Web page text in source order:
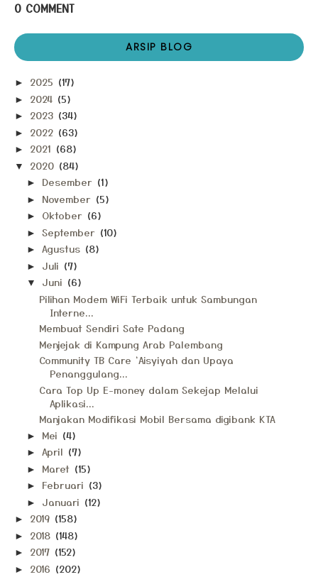
0 COMMENT
ARSIP BLOG
► 2025 (17)
► 2024 (5)
► 2023 (34)
► 2022 (63)
► 2021 (68)
▼ 2020 (84)
► Desember (1)
► November (5)
► Oktober (6)
► September (10)
► Agustus (8)
► Juli (7)
▼ Juni (6)
Pilihan Modem WiFi Terbaik untuk Sambungan
Interne...
Membuat Sendiri Sate Padang
Menjejak di Kampung Arab Palembang
Community TB Care ‘Aisyiyah dan Upaya
Penanggulang...
Cara Top Up E-money dalam Sekejap Melalui
Aplikasi...
Manjakan Modifikasi Mobil Bersama digibank KTA
► Mei (4)
► April (7)
► Maret (15)
► Februari (3)
► Januari (12)
► 2019 (158)
► 2018 (148)
► 2017 (152)
► 2016 (202)